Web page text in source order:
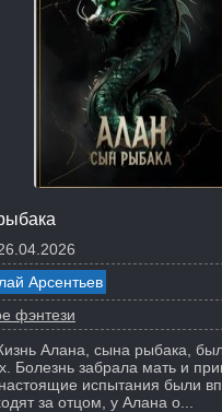
Арсентьев
фэнтези
Алана, сына рыбака,
Болезнь забрала мать и
испытания были
за отцом, у Алана о...